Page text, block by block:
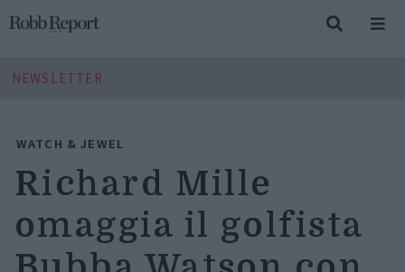
NEWSLETTER
WATCH & JEWEL
Richard Mille
omaggia il golfista